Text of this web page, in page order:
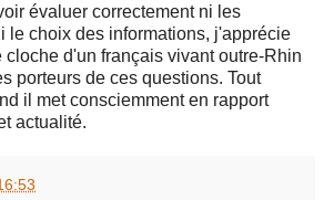
évaluer correctement ni les
le choix des informations, j'apprécie
d'un français vivant outre-Rhin
porteurs de ces questions. Tout
il met consciemment en rapport
actualité.